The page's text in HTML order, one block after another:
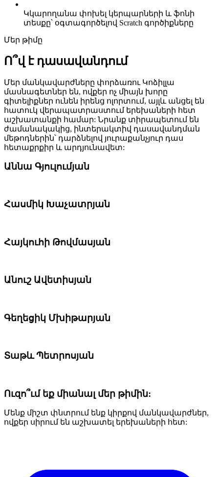
Կկարողանա փոխել կերպարների և ֆոնի
տեսքը՝ օգտագործելով Scratch գործիքները
Մեր թիմը
Ո՞վ է դասավանդում
Մեր մանկավարժները փորձառու Կոձիլլա
մասնագետներ են, ովքեր ոչ միայն խորը
գիտելիքներ ունեն իրենց ոլորտում, այլև անցել են
հատուկ վերապատրաստում երեխաների հետ
աշխատանքի համար: Նրանք տիրապետում են
ժամանակակից, ինտերակտիվ դասավանդման
մեթոդներին՝ դարձնելով յուրաքանչյուր դաս
հետաքրքիր և արդյունավետ:
Աննա Գյուլումյան
Հասմիկ Խաչատրյան
Հայկուհի Թովմասյան
Անուշ Ավետիսյան
Գեղեցիկ Մխիթարյան
Տաթև Պետրոսյան
Ուզո՞ւմ եք միանալ մեր թիմին:
Մենք միշտ փնտրում ենք կիրքով մանկավարժներ,
ովքեր սիրում են աշխատել երեխաների հետ: